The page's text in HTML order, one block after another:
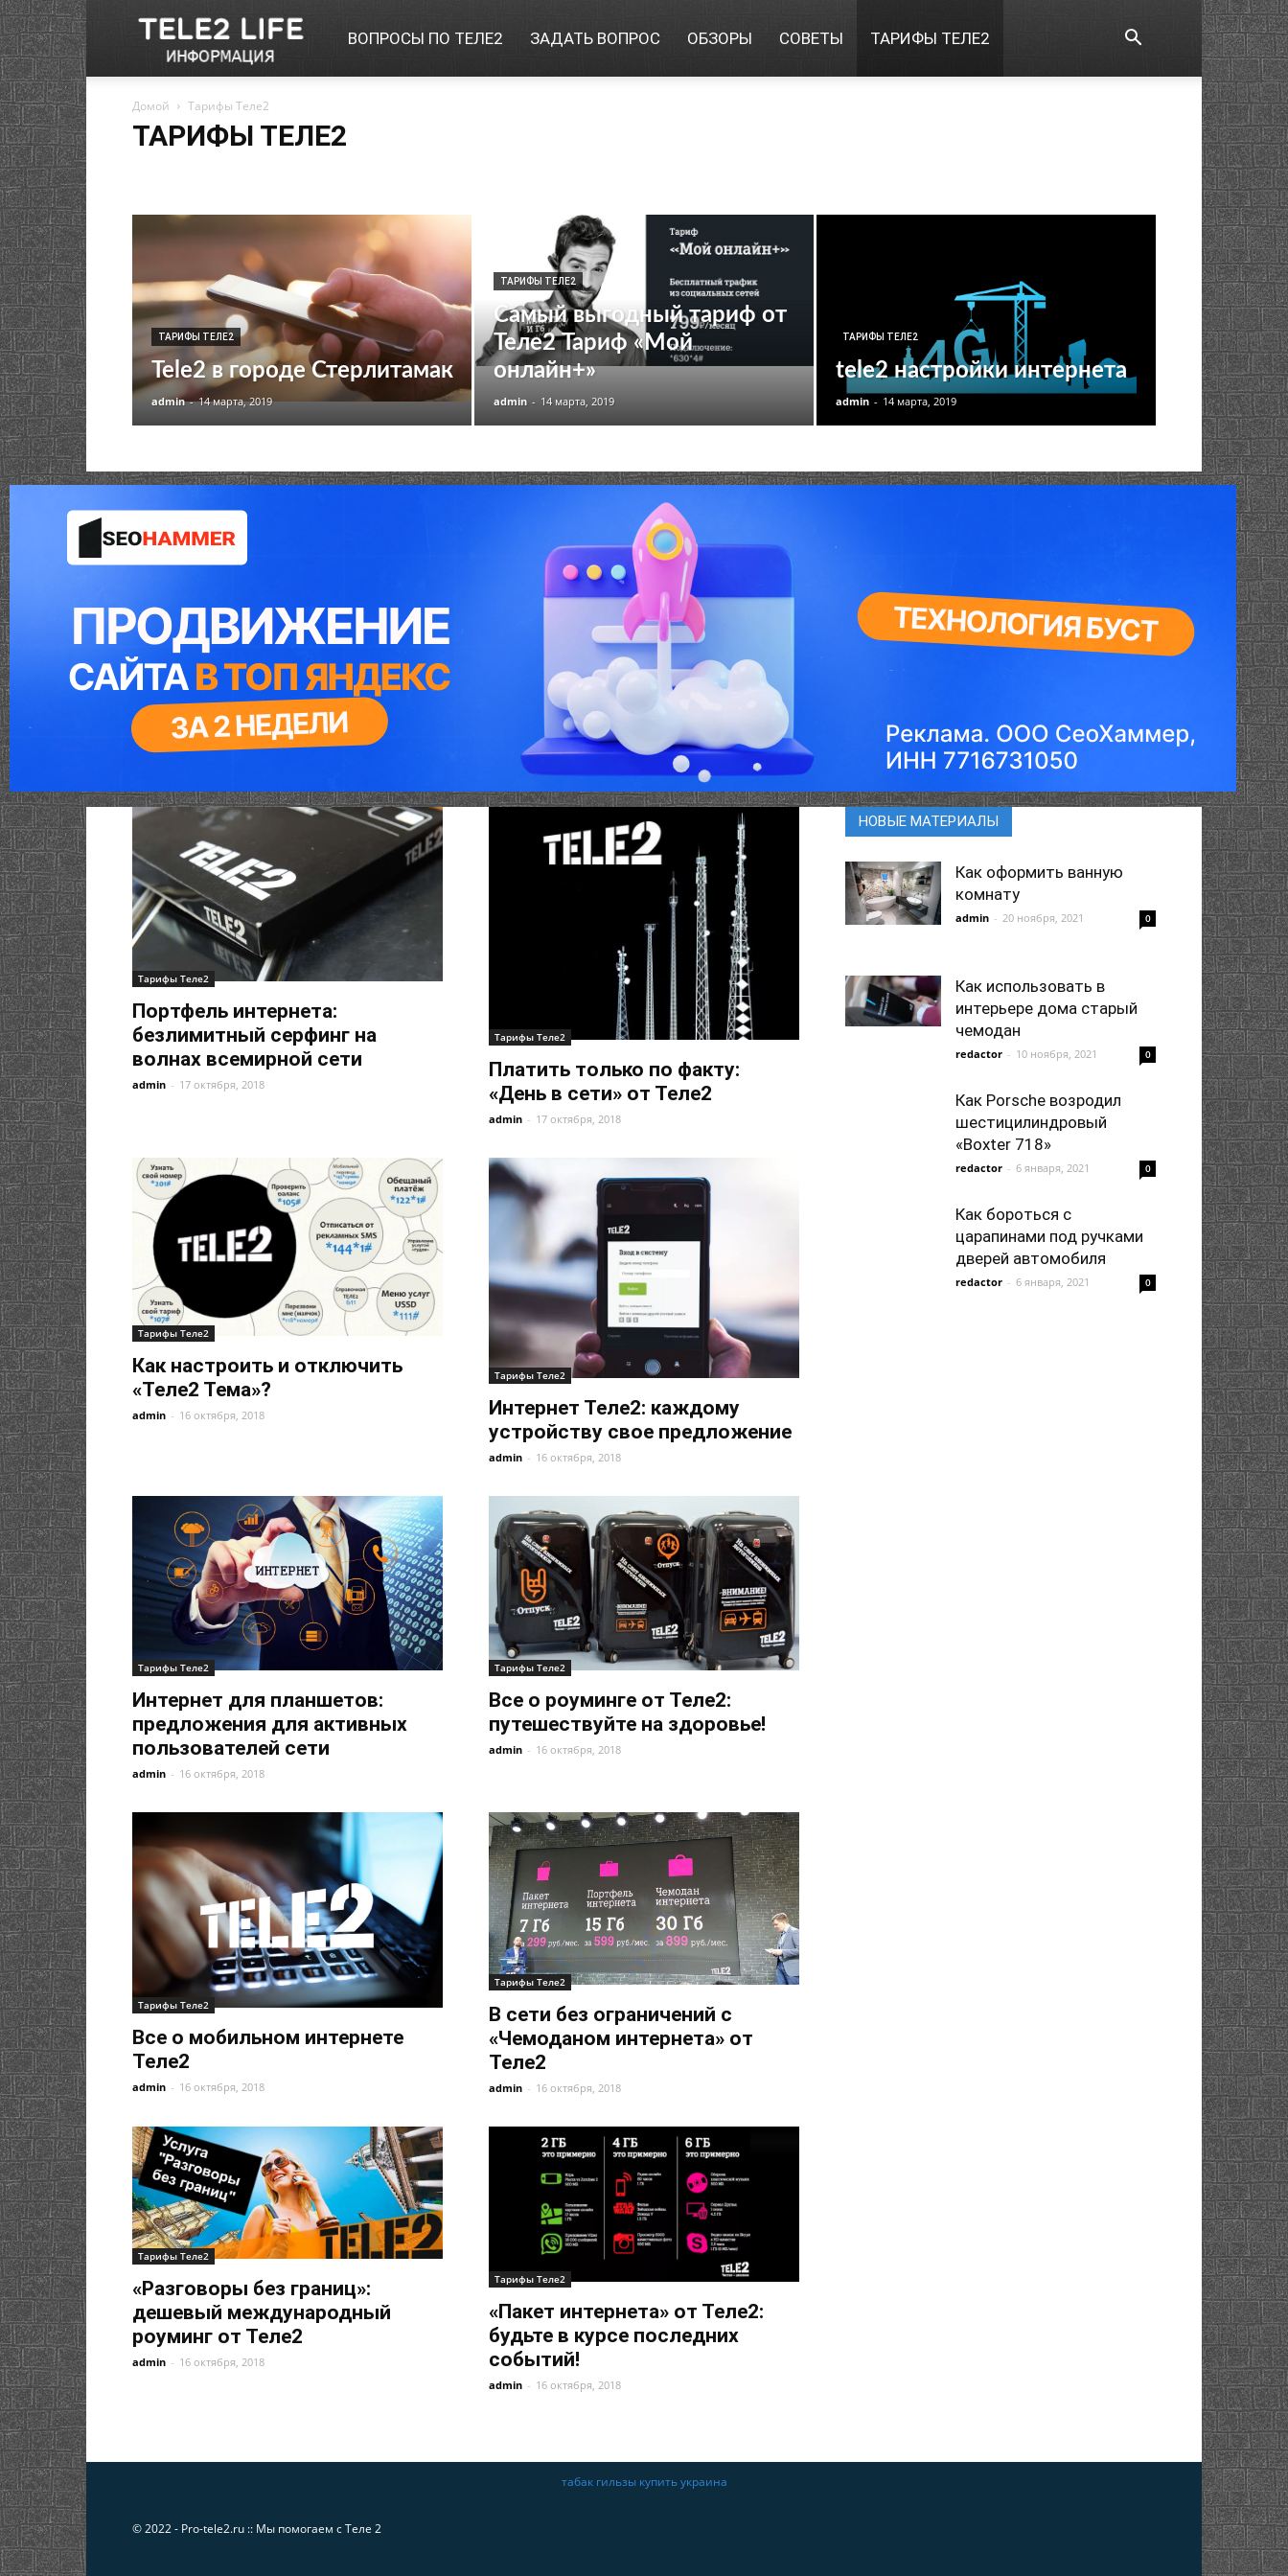
Сайт
2
ВОПРОСЫ ПО ТЕЛЕ2 ЗАДАТЬ ВОПРОС ОБЗОРЫ СОВЕТЫ ТАРИФЫ ТЕЛЕ2
Домой Тарифы Теле2
ТАРИФЫ ТЕЛЕ2
ТАРИФЫ ТЕЛЕ2
Tele2 в городе Стерлитамак
admin - 14 марта, 2019
ТАРИФЫ ТЕЛЕ2
Самый выгодный тариф от
Теле2 Тариф «Мой
онлайн+»
admin - 14 марта, 2019
ТАРИФЫ ТЕЛЕ2
tele2 настройки интернета
admin - 14 марта, 2019
Тарифы Теле2
Портфель интернета:
безлимитный серфинг на
волнах всемирной сети
admin - 17 октября, 2018
Тарифы Теле2
Платить только по факту:
«День в сети» от Теле2
admin - 17 октября, 2018
Тарифы Теле2
Как настроить и отключить
«Теле2 Тема»?
admin - 16 октября, 2018
Тарифы Теле2
Интернет Теле2: каждому
устройству свое предложение
admin - 16 октября, 2018
Тарифы Теле2
Интернет для планшетов:
предложения для активных
пользователей сети
admin - 16 октября, 2018
Тарифы Теле2
Все о роуминге от Теле2:
путешествуйте на здоровье!
admin - 16 октября, 2018
Тарифы Теле2
Все о мобильном интернете
Теле2
admin - 16 октября, 2018
Тарифы Теле2
В сети без ограничений с
«Чемоданом интернета» от
Теле2
admin - 16 октября, 2018
Тарифы Теле2
«Разговоры без границ»:
дешевый международный
роуминг от Теле2
admin - 16 октября, 2018
Тарифы Теле2
«Пакет интернета» от Теле2:
будьте в курсе последних
событий!
admin - 16 октября, 2018
НОВЫЕ МАТЕРИАЛЫ
Как оформить ванную
комнату
admin - 20 ноября, 2021 0
Как использовать в
интерьере дома старый
чемодан
redactor - 10 ноября, 2021 0
Как Porsche возродил
шестицилиндровый
«Boxter 718»
redactor - 6 января, 2021 0
Как бороться с
царапинами под ручками
дверей автомобиля
redactor - 6 января, 2021 0
табак гильзы купить украина
© 2022 - Pro-tele2.ru :: Мы помогаем с Теле 2